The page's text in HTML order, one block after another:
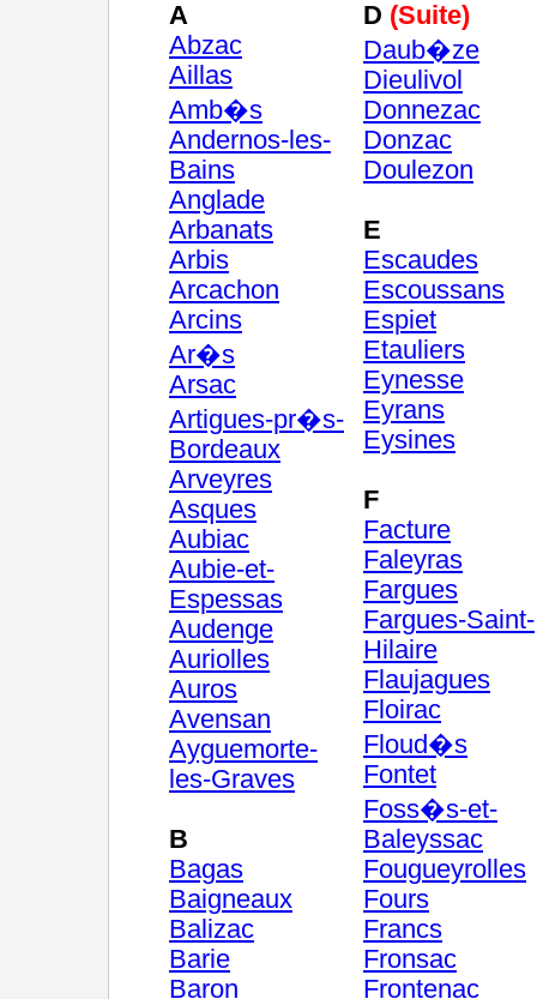
A
Abzac
Aillas
Amb�s
Andernos-les-
Bains
Anglade
Arbanats
Arbis
Arcachon
Arcins
Ar�s
Arsac
Artigues-pr�s-
Bordeaux
Arveyres
Asques
Aubiac
Aubie-et-
Espessas
Audenge
Auriolles
Auros
Avensan
Ayguemorte-
les-Graves
B
Bagas
Baigneaux
Balizac
Barie
Baron
D (Suite)
Daub�ze
Dieulivol
Donnezac
Donzac
Doulezon
E
Escaudes
Escoussans
Espiet
Etauliers
Eynesse
Eyrans
Eysines
F
Facture
Faleyras
Fargues
Fargues-Saint-
Hilaire
Flaujagues
Floirac
Floud�s
Fontet
Foss�s-et-
Baleyssac
Fougueyrolles
Fours
Francs
Fronsac
Frontenac